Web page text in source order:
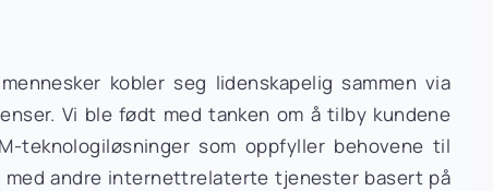
kobler seg lidenskapelig sammen via
Vi ble født med tanken om å tilby kundene
teknologiløsninger som oppfyller behovene til
andre internettrelaterte tjenester basert på